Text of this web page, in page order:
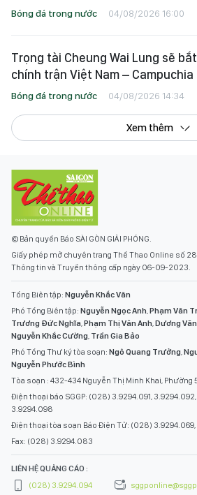
Bóng đá trong nước 04/08/2026 16:00
Trọng tài Cheung Wai Lung sẽ bắt
chính trận Việt Nam – Campuchia
Bóng đá trong nước 04/08/2026 14:34
Xem thêm
© Bản quyền Báo SÀI GÒN GIẢI PHÓNG.
Giấy phép mở chuyên trang Thể Thao Online số
Thông tin và Truyền thông cấp ngày 06-09-2023.
Tổng Biên tập: Nguyễn Khắc Văn
Phó Tổng Biên tập: Nguyễn Ngọc Anh Phạm Văn
Trương Đức Nghĩa Phạm Thị Vân Anh Dương
Nguyễn Khắc Cường Trần Gia Bảo
Phó Tổng Thư ký tòa soạn: Ngô Quang Trưởng
Nguyễn Phước Bình
Tòa soạn : 432-434 Nguyễn Thị Minh Khai, Phường
Điện thoại báo SGGP: (028) 3.9294.091,
3.9294.098
Điện thoại tòa soạn Báo Điện Tử: (028)
Fax: (028) 3.9294.083
LIÊN HỆ QUẢNG CÁO :
(028) 3.9294.094